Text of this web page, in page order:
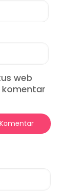
web